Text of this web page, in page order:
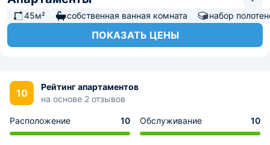
45м² собственная ванная комната набор
ПОКАЗАТЬ ЦЕНЫ
10
Рейтинг апартаментов
на основе 2 отзывов
Расположение 10 Обслуживание 10